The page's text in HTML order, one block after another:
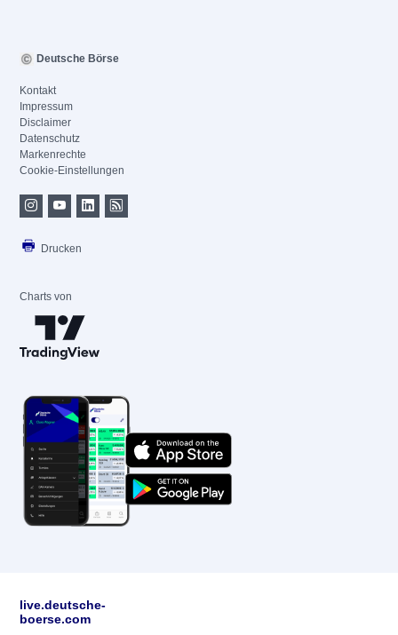
Deutsche Börse
Kontakt
Impressum
Disclaimer
Datenschutz
Markenrechte
Cookie-Einstellungen
Drucken
Charts von
live.deutsche-
boerse.com